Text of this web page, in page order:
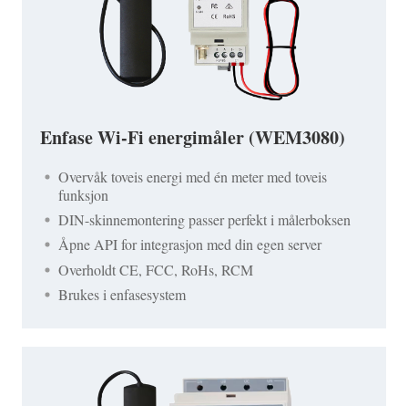
Enfase Wi-Fi energimåler (WEM3080)
Overvåk toveis energi med én meter med toveis
funksjon
DIN-skinnemontering passer perfekt i målerboksen
Åpne API for integrasjon med din egen server
Overholdt CE, FCC, RoHs, RCM
Brukes i enfasesystem